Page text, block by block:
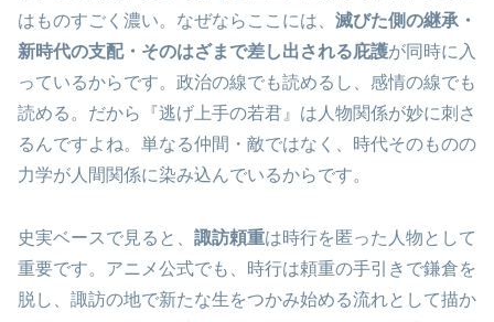
はものすごく濃い。なぜならここには、 滅びた側の継承・
新時代の支配・そのはざまで差し出される庇護が同時に入
っているからです。政治の線でも読めるし、感情の線でも
読める。だから『逃げ上手の若君』は人物関係が妙に刺さ
るんですよね。単なる仲間・敵ではなく、時代そのものの
力学が人間関係に染み込んでいるからです。
史実ベースで見ると、 諏訪頼重は時行を匿った人物として
重要です。アニメ公式でも、時行は頼重の手引きで鎌倉を
脱し、諏訪の地で新たな生をつかみ始める流れとして描か